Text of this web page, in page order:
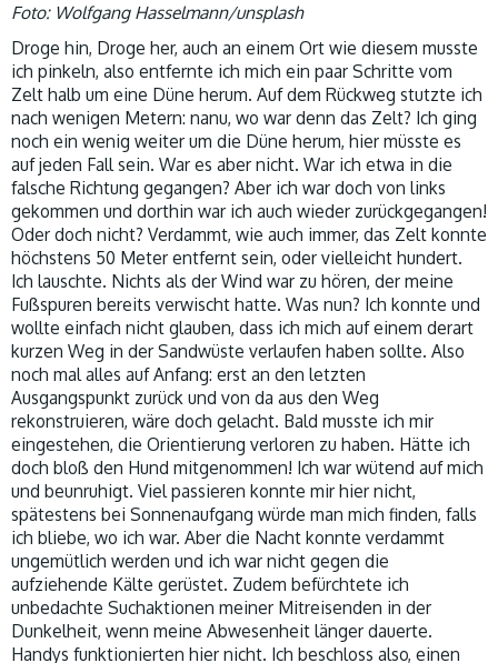
Foto: Wolfgang Hasselmann/unsplash
Droge hin, Droge her, auch an einem Ort wie diesem musste
ich pinkeln, also entfernte ich mich ein paar Schritte vom
Zelt halb um eine Düne herum. Auf dem Rückweg stutzte ich
nach wenigen Metern: nanu, wo war denn das Zelt? Ich ging
noch ein wenig weiter um die Düne herum, hier müsste es
auf jeden Fall sein. War es aber nicht. War ich etwa in die
falsche Richtung gegangen? Aber ich war doch von links
gekommen und dorthin war ich auch wieder zurückgegangen!
Oder doch nicht? Verdammt, wie auch immer, das Zelt konnte
höchstens 50 Meter entfernt sein, oder vielleicht hundert.
Ich lauschte. Nichts als der Wind war zu hören, der meine
Fußspuren bereits verwischt hatte. Was nun? Ich konnte und
wollte einfach nicht glauben, dass ich mich auf einem derart
kurzen Weg in der Sandwüste verlaufen haben sollte. Also
noch mal alles auf Anfang: erst an den letzten
Ausgangspunkt zurück und von da aus den Weg
rekonstruieren, wäre doch gelacht. Bald musste ich mir
eingestehen, die Orientierung verloren zu haben. Hätte ich
doch bloß den Hund mitgenommen! Ich war wütend auf mich
und beunruhigt. Viel passieren konnte mir hier nicht,
spätestens bei Sonnenaufgang würde man mich finden, falls
ich bliebe, wo ich war. Aber die Nacht konnte verdammt
ungemütlich werden und ich war nicht gegen die
aufziehende Kälte gerüstet. Zudem befürchtete ich
unbedachte Suchaktionen meiner Mitreisenden in der
Dunkelheit, wenn meine Abwesenheit länger dauerte.
Handys funktionierten hier nicht. Ich beschloss also, einen